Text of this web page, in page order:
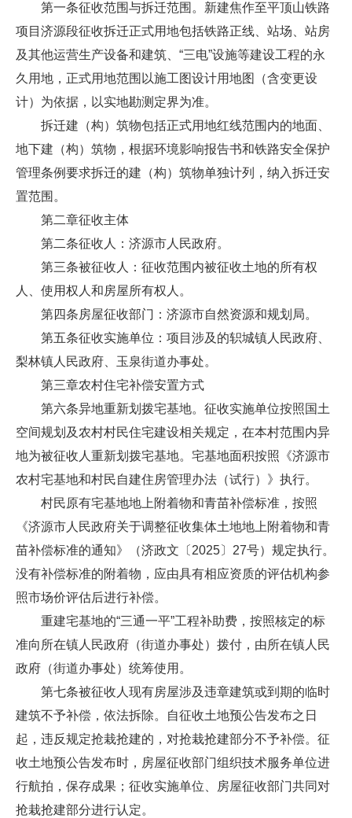
第一条征收范围与拆迁范围。新建焦作至平顶山铁路
项目济源段征收拆迁正式用地包括铁路正线、站场、站房
及其他运营生产设备和建筑、“三电”设施等建设工程的永
久用地，正式用地范围以施工图设计用地图（含变更设
计）为依据，以实地勘测定界为准。
拆迁建（构）筑物包括正式用地红线范围内的地面、
地下建（构）筑物，根据环境影响报告书和铁路安全保护
管理条例要求拆迁的建（构）筑物单独计列，纳入拆迁安
置范围。
第二章征收主体
第二条征收人：济源市人民政府。
第三条被征收人：征收范围内被征收土地的所有权
人、使用权人和房屋所有权人。
第四条房屋征收部门：济源市自然资源和规划局。
第五条征收实施单位：项目涉及的轵城镇人民政府、
梨林镇人民政府、玉泉街道办事处。
第三章农村住宅补偿安置方式
第六条异地重新划拨宅基地。征收实施单位按照国土
空间规划及农村村民住宅建设相关规定，在本村范围内异
地为被征收人重新划拨宅基地。宅基地面积按照《济源市
农村宅基地和村民自建住房管理办法（试行）》执行。
村民原有宅基地地上附着物和青苗补偿标准，按照
《济源市人民政府关于调整征收集体土地地上附着物和青
苗补偿标准的通知》（济政文〔2025〕27号）规定执行。
没有补偿标准的附着物，应由具有相应资质的评估机构参
照市场价评估后进行补偿。
重建宅基地的“三通一平”工程补助费，按照核定的标
准向所在镇人民政府（街道办事处）拨付，由所在镇人民
政府（街道办事处）统筹使用。
第七条被征收人现有房屋涉及违章建筑或到期的临时
建筑不予补偿，依法拆除。自征收土地预公告发布之日
起，违反规定抢栽抢建的，对抢栽抢建部分不予补偿。征
收土地预公告发布时，房屋征收部门组织技术服务单位进
行航拍，保存成果；征收实施单位、房屋征收部门共同对
抢栽抢建部分进行认定。